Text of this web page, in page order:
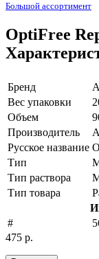
Большой ассортимент
OptiFree
Бренд
Вес упаковки
Объем
Производитель
Русское название
Тип
Тип раствора
Тип товара
#
475 р.